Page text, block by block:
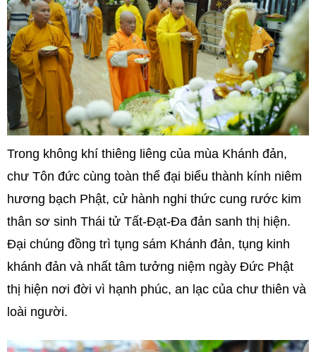
Trong không khí thiêng liêng của mùa Khánh đản,
chư Tôn đức cùng toàn thể đại biểu thành kính niêm
hương bạch Phật, cử hành nghi thức cung rước kim
thân sơ sinh Thái tử Tất-Đạt-Đa đản sanh thị hiện.
Đại chúng đồng trì tụng sám Khánh đản, tụng kinh
khánh đản và nhất tâm tưởng niệm ngày Đức Phật
thị hiện nơi đời vì hạnh phúc, an lạc của chư thiên và
loài người.